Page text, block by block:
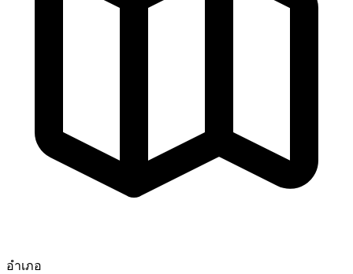
อำเภอ